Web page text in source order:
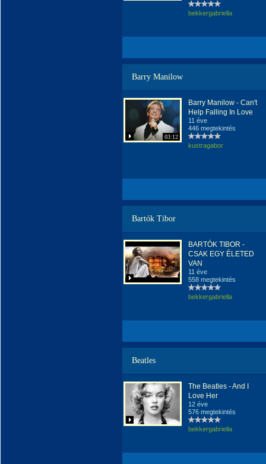
bekkergabriella
Barry Manilow
03:12
Barry Manilow - Can't
Help Falling In Love
11 éve
446 megtekintés
kustragabor
Bartók Tibor
BARTÓK TIBOR -
CSAK EGY ÉLETED
VAN
11 éve
558 megtekintés
bekkergabriella
Beatles
The Beatles - And I
Love Her
12 éve
576 megtekintés
bekkergabriella